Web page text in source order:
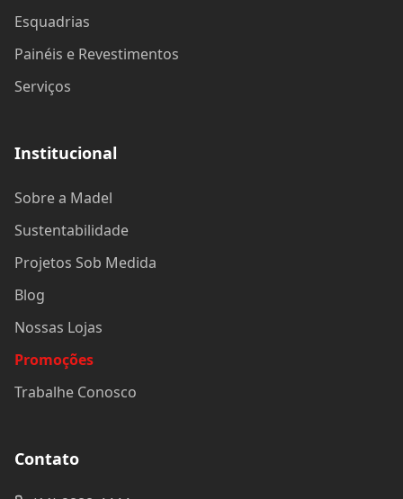
Esquadrias
Painéis e Revestimentos
Serviços
Institucional
Sobre a Madel
Sustentabilidade
Projetos Sob Medida
Blog
Nossas Lojas
Promoções
Trabalhe Conosco
Contato